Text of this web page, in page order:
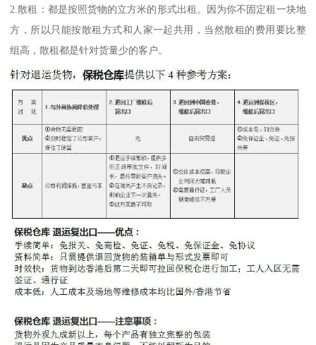
2.散租：都是按照货物的立方米的形式出租。因为你不固定租一块地
方，所以只能按散租方式和人家一起共用，当然散租的费用要比整
组高，散租都是针对货量少的客户。